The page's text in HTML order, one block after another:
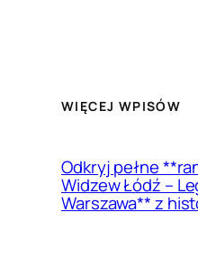
WIĘCEJ WPISÓW
Odkryj pełne
Widzew Łódź –
Warszawa** z